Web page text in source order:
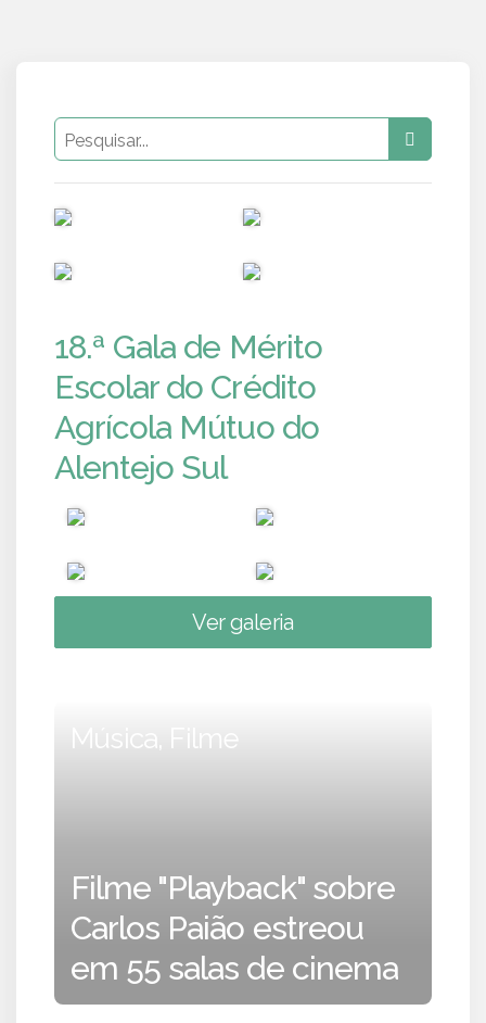
18.ª Gala de Mérito
Escolar do Crédito
Agrícola Mútuo do
Alentejo Sul
Ver galeria
Música, Filme
Filme "Playback" sobre
Carlos Paião estreou
em 55 salas de cinema